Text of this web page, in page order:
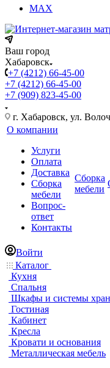
MAX
Ваш город
Хабаровск
+7 (4212) 66-45-00
+7 (4212) 66-45-00
+7 (909) 823-45-00
г. Хабаровск, ул.
О компании
Услуги
Оплата
Доставка
Сборка
мебели
Вопрос-
ответ
Контакты
Сборка
мебели
Войти
Каталог
Кухня
Спальня
Шкафы и системы
Гостиная
Кабинет
Кресла
Кровати и основания
Металлическая мебель